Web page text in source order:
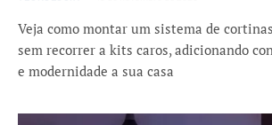
Veja como montar um sistema de
sem recorrer a kits caros, adicionando
e modernidade a sua casa